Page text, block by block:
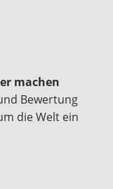
machen
Bewertung
die Welt ein